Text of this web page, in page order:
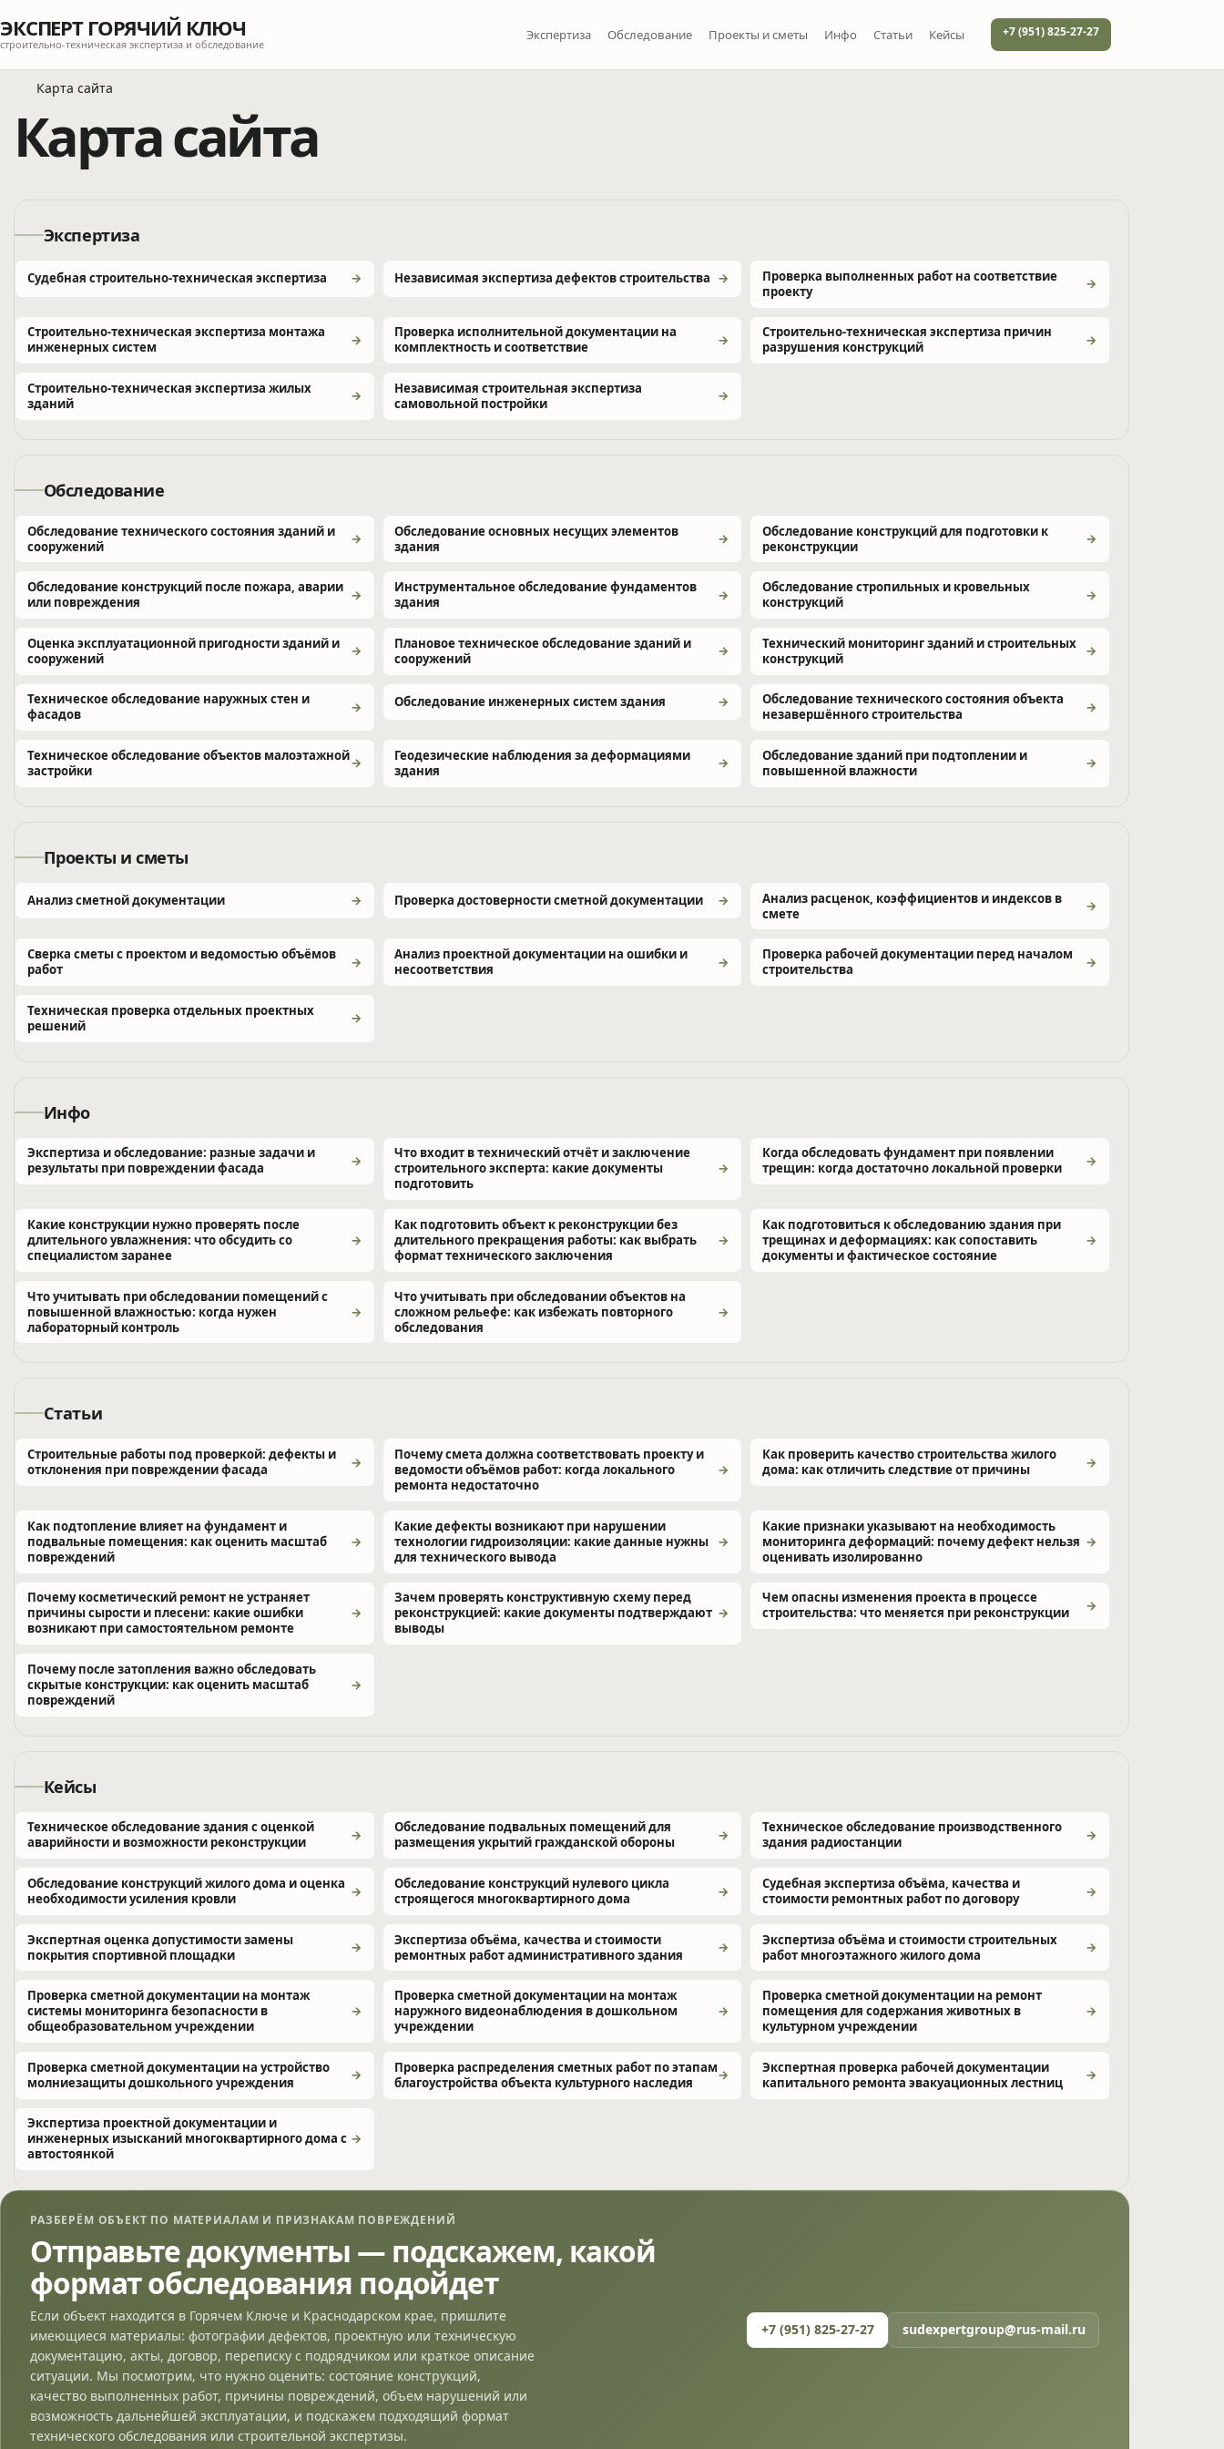
ЭКСПЕРТ ГОРЯЧИЙ КЛЮЧ
строительно-техническая экспертиза и обследование
Экспертиза Обследование Проекты и сметы Инфо Статьи Кейсы +7 (951) 825-27-27
Карта сайта
Карта сайта
Экспертиза
Судебная строительно-техническая экспертиза Независимая экспертиза дефектов строительства
Проверка выполненных работ на соответствие
проекту
Строительно-техническая экспертиза монтажа
инженерных систем
Проверка исполнительной документации на
комплектность и соответствие
Строительно-техническая экспертиза причин
разрушения конструкций
Строительно-техническая экспертиза жилых
зданий
Независимая строительная экспертиза
самовольной постройки
Обследование
Обследование технического состояния зданий и
сооружений
Обследование основных несущих элементов
здания
Обследование конструкций для подготовки к
реконструкции
Обследование конструкций после пожара, аварии
или повреждения
Инструментальное обследование фундаментов
здания
Обследование стропильных и кровельных
конструкций
Оценка эксплуатационной пригодности зданий и
сооружений
Плановое техническое обследование зданий и
сооружений
Технический мониторинг зданий и строительных
конструкций
Техническое обследование наружных стен и
фасадов
Обследование инженерных систем здания
Обследование технического состояния объекта
незавершённого строительства
Техническое обследование объектов малоэтажной
застройки
Геодезические наблюдения за деформациями
здания
Обследование зданий при подтоплении и
повышенной влажности
Проекты и сметы
Анализ сметной документации Проверка достоверности сметной документации
Анализ расценок, коэффициентов и индексов в
смете
Сверка сметы с проектом и ведомостью объёмов
работ
Анализ проектной документации на ошибки и
несоответствия
Проверка рабочей документации перед началом
строительства
Техническая проверка отдельных проектных
решений
Инфо
Экспертиза и обследование: разные задачи и
результаты при повреждении фасада
Что входит в технический отчёт и заключение
строительного эксперта: какие документы
подготовить
Когда обследовать фундамент при появлении
трещин: когда достаточно локальной проверки
Какие конструкции нужно проверять после
длительного увлажнения: что обсудить со
специалистом заранее
Как подготовить объект к реконструкции без
длительного прекращения работы: как выбрать
формат технического заключения
Как подготовиться к обследованию здания при
трещинах и деформациях: как сопоставить
документы и фактическое состояние
Что учитывать при обследовании помещений с
повышенной влажностью: когда нужен
лабораторный контроль
Что учитывать при обследовании объектов на
сложном рельефе: как избежать повторного
обследования
Статьи
Строительные работы под проверкой: дефекты и
отклонения при повреждении фасада
Почему смета должна соответствовать проекту и
ведомости объёмов работ: когда локального
ремонта недостаточно
Как проверить качество строительства жилого
дома: как отличить следствие от причины
Как подтопление влияет на фундамент и
подвальные помещения: как оценить масштаб
повреждений
Какие дефекты возникают при нарушении
технологии гидроизоляции: какие данные нужны
для технического вывода
Какие признаки указывают на необходимость
мониторинга деформаций: почему дефект нельзя
оценивать изолированно
Почему косметический ремонт не устраняет
причины сырости и плесени: какие ошибки
возникают при самостоятельном ремонте
Зачем проверять конструктивную схему перед
реконструкцией: какие документы подтверждают
выводы
Чем опасны изменения проекта в процессе
строительства: что меняется при реконструкции
Почему после затопления важно обследовать
скрытые конструкции: как оценить масштаб
повреждений
Кейсы
Техническое обследование здания с оценкой
аварийности и возможности реконструкции
Обследование подвальных помещений для
размещения укрытий гражданской обороны
Техническое обследование производственного
здания радиостанции
Обследование конструкций жилого дома и оценка
необходимости усиления кровли
Обследование конструкций нулевого цикла
строящегося многоквартирного дома
Судебная экспертиза объёма, качества и
стоимости ремонтных работ по договору
Экспертная оценка допустимости замены
покрытия спортивной площадки
Экспертиза объёма, качества и стоимости
ремонтных работ административного здания
Экспертиза объёма и стоимости строительных
работ многоэтажного жилого дома
Проверка сметной документации на монтаж
системы мониторинга безопасности в
общеобразовательном учреждении
Проверка сметной документации на монтаж
наружного видеонаблюдения в дошкольном
учреждении
Проверка сметной документации на ремонт
помещения для содержания животных в
культурном учреждении
Проверка сметной документации на устройство
молниезащиты дошкольного учреждения
Проверка распределения сметных работ по этапам
благоустройства объекта культурного наследия
Экспертная проверка рабочей документации
капитального ремонта эвакуационных лестниц
Экспертиза проектной документации и
инженерных изысканий многоквартирного дома с
автостоянкой
РАЗБЕРЁМ ОБЪЕКТ ПО МАТЕРИАЛАМ И ПРИЗНАКАМ ПОВРЕЖДЕНИЙ
Отправьте документы — подскажем, какой
формат обследования подойдет
Если объект находится в Горячем Ключе и Краснодарском крае, пришлите
имеющиеся материалы: фотографии дефектов, проектную или техническую
документацию, акты, договор, переписку с подрядчиком или краткое описание
ситуации. Мы посмотрим, что нужно оценить: состояние конструкций,
качество выполненных работ, причины повреждений, объем нарушений или
возможность дальнейшей эксплуатации, и подскажем подходящий формат
технического обследования или строительной экспертизы.
+7 (951) 825-27-27 sudexpertgroup@rus-mail.ru